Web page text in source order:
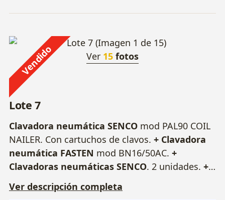
Vendido Ver 15 fotos
Lote 7
Clavadora neumática SENCO mod PAL90 COIL
NAILER. Con cartuchos de clavos. + Clavadora
neumática FASTEN mod BN16/50AC. +
Clavadoras neumáticas SENCO. 2 unidades. +
Puntas y grapas.
Ver descripción completa